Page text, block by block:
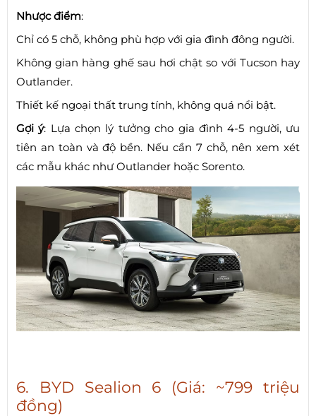
Nhược điểm:
Chỉ có 5 chỗ, không phù hợp với gia đình đông người.
Không gian hàng ghế sau hơi chật so với Tucson hay
Outlander.
Thiết kế ngoại thất trung tính, không quá nổi bật.
Gợi ý: Lựa chọn lý tưởng cho gia đình 4-5 người, ưu
tiên an toàn và độ bền. Nếu cần 7 chỗ, nên xem xét
các mẫu khác như Outlander hoặc Sorento.
6. BYD Sealion 6 (Giá: ~799 triệu
đồng)